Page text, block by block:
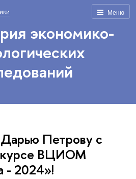
Меню
экономико-
Петрову с
ВЦИОМ
- 2024»!